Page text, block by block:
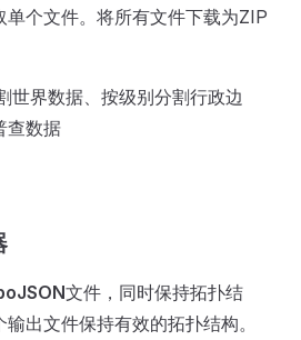
单个文件。将所有文件下载为ZIP
世界数据、按级别分割行政边
查数据
文件，同时保持拓扑结
出文件保持有效的拓扑结构。